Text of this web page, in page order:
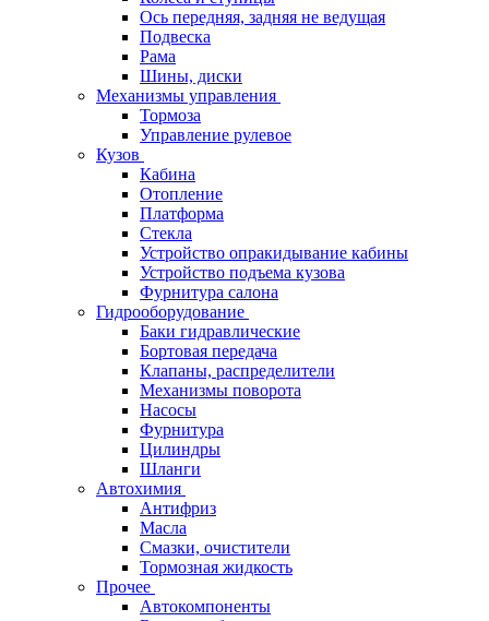
Ось передняя, задняя не ведущая
Подвеска
Рама
Шины, диски
Механизмы управления
Тормоза
Управление рулевое
Кузов
Кабина
Отопление
Платформа
Стекла
Устройство опракидывание кабины
Устройство подъема кузова
Фурнитура салона
Гидрооборудование
Баки гидравлические
Бортовая передача
Клапаны, распределители
Механизмы поворота
Насосы
Фурнитура
Цилиндры
Шланги
Автохимия
Антифриз
Масла
Смазки, очистители
Тормозная жидкость
Прочее
Автокомпоненты